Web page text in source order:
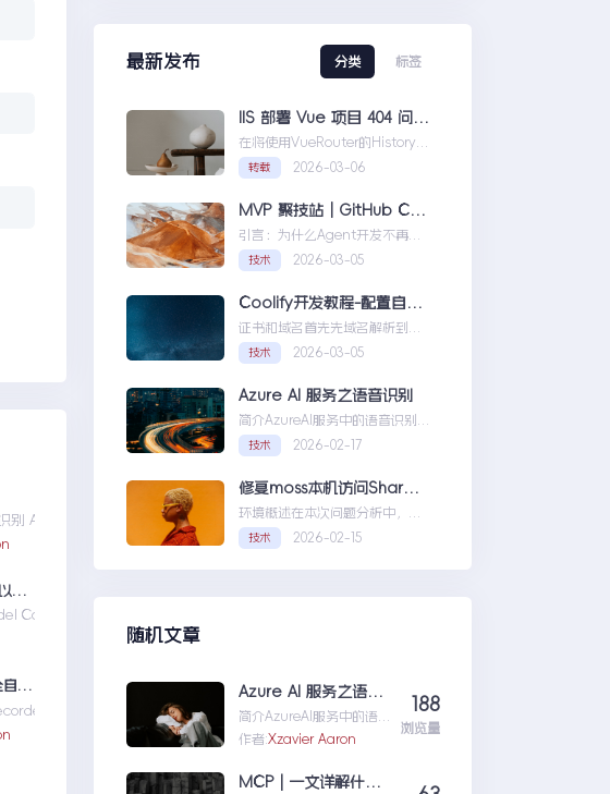
别 API 是微软提供的一项先进技术，旨在帮助开发者轻松实现语 ... memcached 处理
MCP | 一文详解什么是 MCP以及 MCP 可以做什么
Context Protocol）是一个专为大型语言模型（L ... memcached 处理
你的工作流程，值得一个“全自动数字分身”：录制、截图、成文，一气呵成
在数字化工作环境中，如何准确记录操作步骤并生成清 ... memcached 处理
最新发布 分类 标签
IIS 部署 Vue 项目 404 问题解决方案
在将使用VueRouter的History模
式项目部署到IIS时，可能会遇到
刷新页面或...IIS部署Vue项目404
问题解决方案
转载 2026-03-06
MVP 聚技站｜GitHub Copilot SDK 入门：五分钟构建你的第一个 AI Agent
引言：为什么Agent开发不再是
少数人的游戏近年来，随着人工
智能技术的快速发展，
AIAgen...MVP聚技站｜
GitHubCopilotSDK入门：五分
钟构建你的第一个AIAgent
技术 2026-03-05
Coolify开发教程-配置自定义域名和证书
证书和域名首先先域名解析到
Coolify所在的服务器，然后获取
你的证书NGINX版本的，这里就
不赘...Coolify开发教程-配置自定
技术 2026-03-05
Azure AI 服务之语音识别
简介AzureAI服务中的语音识别
API是微软提供的一项先进技术，
旨在帮助开发者轻松实现
语...AzureAI服务之语音识别
技术 2026-02-17
修复moss本机访问SharePoint 401.1 HTTP错误
环境概述在本次问题分析中，我
们首先需要明确系统的运行环
境。了解环境配置不仅能帮助我
技术 2026-02-15
随机文章
Azure AI 服务之语音识别
简介AzureAI服务中的语
音识别API是微软提供的一
发者轻松实现语...AzureAI
作者:Xzavier Aaron
188
浏览量
MCP | 一文详解什么是 MCP以及 MCP 可以做什么